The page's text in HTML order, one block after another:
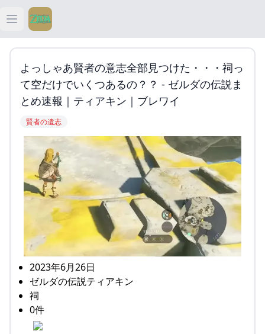
Open main menu
ティアキン
ティアキン 祠
ティアキン 武器
ティアキン 攻略
よっしゃあ賢者の意志全部見つけた・・・祠っ
て空だけでいくつあるの？？ - ゼルダの伝説ま
とめ速報｜ティアキン｜ブレワイ
賢者の遺志
2023年6月26日
ゼルダの伝説ティアキン
祠
0件